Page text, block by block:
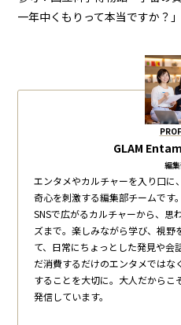
一年中くもりって本当ですか？」
GLAM
編
エンタメやカルチャーを入り口
奇心を刺激する編集部チームです
SNSで広がるカルチャーから、思
ズまで。楽しみながら学び、視
て、日常にちょっとした発見や会
だ消費するだけのエンタメでは
することを大切に。大人だからこ
発信しています。